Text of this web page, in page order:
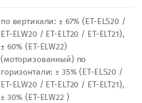
по вертикали: ± 67% (ET-ELS20 /
ET-ELW20 / ET-ELT20 / ET-ELT21),
± 60% (ET-ELW22)
(моторизованный) по
горизонтали: ± 35% (ET-ELS20 /
ET-ELW20 / ET-ELT20 / ET-ELT21),
± 30% (ET-ELW22 )